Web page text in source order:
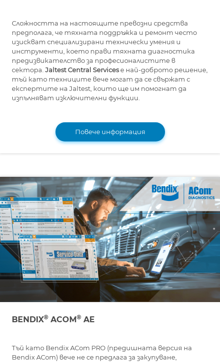
Сложността на настоящите превозни средства
предполага, че тяхната поддръжка и ремонт често
изискват специализирани технически умения и
инструменти, което прави тяхната диагностика
предизвикателство за професионалистите в
сектора. Jaltest Central Servicesе най-доброто решение,
тъй като техниците вече могат да се свържат с
експертите на Jaltest, които ще им помогнат да
изпълняват изключителни функции.
Повече информация
BENDIX® ACOM® AE
Тъй като Bendix ACom PRO (предишната версия на
Bendix ACom) вече не се предлага за закупуване,